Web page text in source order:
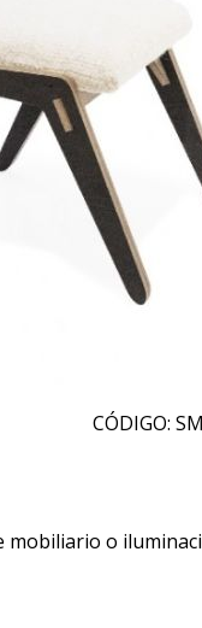
CÓDIGO:
mobiliario o